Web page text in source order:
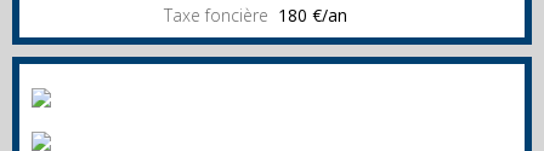
Taxe foncière 180 €/an